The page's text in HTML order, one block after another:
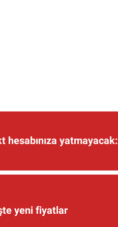
hesabınıza yatmayacak:
yeni fiyatlar